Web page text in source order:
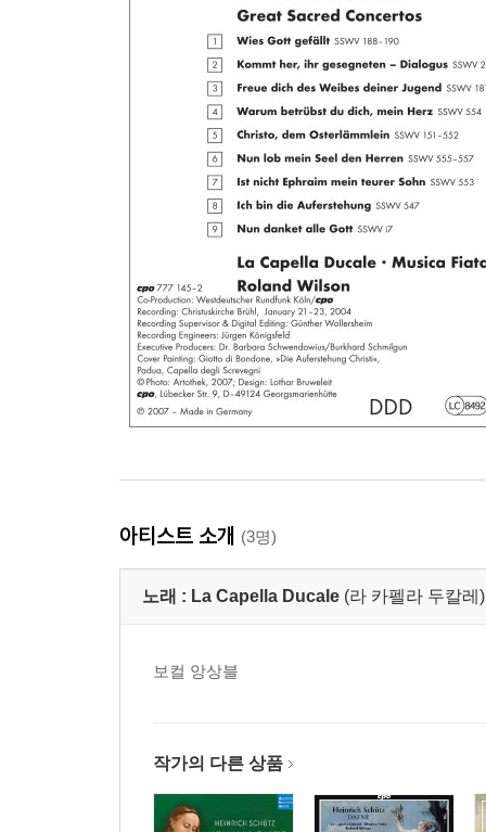
아티스트 소개 (3명)
노래 : La Capella Ducale (라 카펠라 두칼레)
보컬 앙상블
작가의 다른 상품